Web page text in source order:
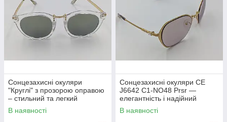
Сонцезахисні окуляри
"Круглі" з прозорою оправою
– стильний та легкий
аксесуар для сучасного
образу.
В наявності
Сонцезахисні окуляри CE
J6642 C1-NO48 Prsr —
елегантність і надійний
захист
В наявності